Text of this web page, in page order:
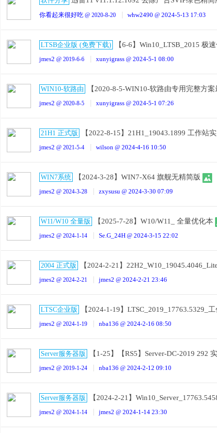
你看起来很好吃 @ 2020-8-20 whw2490 @ 2024-5-13 17:03
LTSB企业版 (免费下载) 【6-6】Win10_LTSB_2015 极
jmes2 @ 2019-6-6 xunyigrass @ 2024-5-1 08:00
WIN10-软路由 【2020-8-5-WIN10-软路由专用完整方
jmes2 @ 2020-8-5 xunyigrass @ 2024-5-1 07:26
21H1 正式版 【2022-8-15】21H1_19043.1899 工作站
jmes2 @ 2021-5-4 wilson @ 2024-4-16 10:50
WIN7系统 【2024-3-28】WIN7-X64 旗舰无精简版
jmes2 @ 2024-3-28 zxysusu @ 2024-3-30 07:09
W11/W10 全量版 【2025-7-28】W10/W11_ 全量优化本
jmes2 @ 2024-1-14 Se.G_24H @ 2024-3-15 22:02
2004 正式版 【2024-2-21】
jmes2 @ 2024-2-21 jmes2 @ 2024-2-21 23:46
LTSC企业版 【2024-1-19】LTSC_2019_17763.5329_
jmes2 @ 2024-1-19 nba136 @ 2024-2-16 08:50
Server服务器版 【1-25】【RS5】Server-DC-2019 292
jmes2 @ 2019-1-24 nba136 @ 2024-2-12 09:10
Server服务器版 【2024-2-21】
jmes2 @ 2024-1-14 jmes2 @ 2024-1-14 23:30